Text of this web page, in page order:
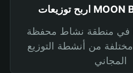
في منطقة نشاط محفظة Bitget Wallet،
مختلفة من أنشطة التوزيع
المجاني